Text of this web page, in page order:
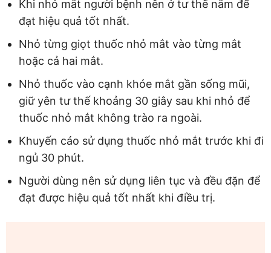
Khi nhỏ mắt người bệnh nên ở tư thế nằm để
đạt hiệu quả tốt nhất.
Nhỏ từng giọt thuốc nhỏ mắt vào từng mắt
hoặc cả hai mắt.
Nhỏ thuốc vào cạnh khóe mắt gần sống mũi,
giữ yên tư thế khoảng 30 giây sau khi nhỏ để
thuốc nhỏ mắt không trào ra ngoài.
Khuyến cáo sử dụng thuốc nhỏ mắt trước khi đi
ngủ 30 phút.
Người dùng nên sử dụng liên tục và đều đặn để
đạt được hiệu quả tốt nhất khi điều trị.